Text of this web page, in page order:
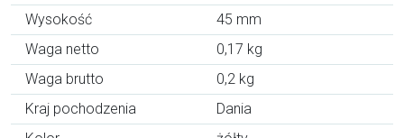
Wysokość
45 mm
Waga netto
0,17 kg
Waga brutto
0,2 kg
Kraj pochodzenia
Dania